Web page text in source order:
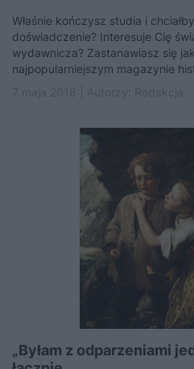
Właśnie kończysz studia i
doświadczenie? Interesuje Cię
wydawnicza? Zastanawiasz się
najpopularniejszym magazynie
„Byłam z odparzeniami